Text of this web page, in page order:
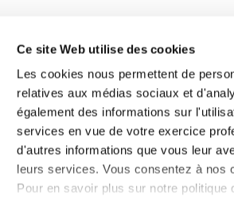
Ce site Web utilise des cookies
Les cookies nous permettent de
relatives aux médias sociaux et
également des informations sur
services en vue de votre exercice
d'autres informations que vous leur
leurs services. Vous consentez à nos
Pour en savoir plus sur notre politique
AVOCAT, MODE
LES AIDES À
ACTUALITÉS ET
ANNUAIRE